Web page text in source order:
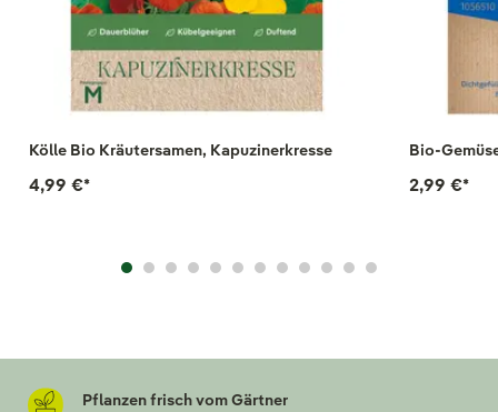
Kölle Bio Kräutersamen, Kapuzinerkresse
4,99 €*
Bio-
2,99 €*
Pflanzen frisch vom Gärtner